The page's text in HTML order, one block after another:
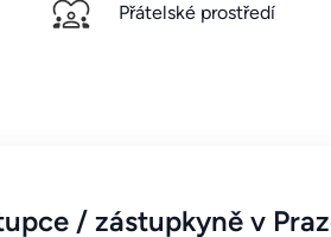
Přátelské prostředí
/ zástupkyně v